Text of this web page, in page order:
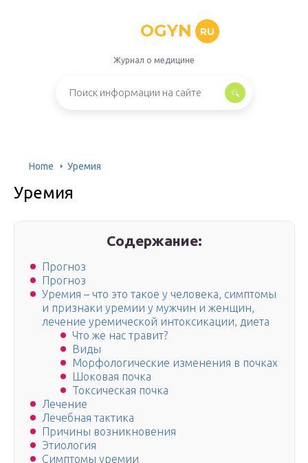
OGYN RU
Журнал о медицине
Home Уремия
Уремия
Содержание:
Прогноз
Прогноз
Уремия – что это такое у человека, симптомы
и признаки уремии у мужчин и женщин,
лечение уремической интоксикации, диета
Что же нас травит?
Виды
Морфологические изменения в почках
Шоковая почка
Токсическая почка
Лечение
Лечебная тактика
Причины возникновения
Этиология
Симптомы уремии